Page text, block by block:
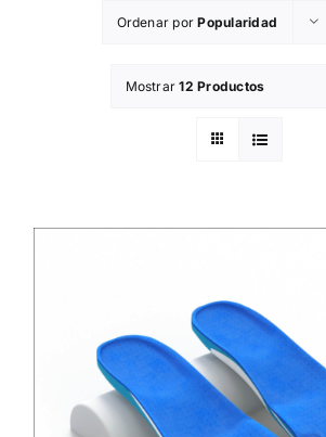
Ordenar porPopularidad
Mostrar12 Productos